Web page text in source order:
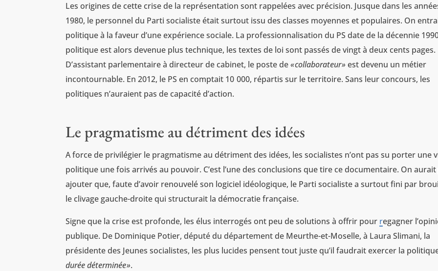
Les origines de cette crise de la représentation sont rappelées avec précision. Jusque dans les
1980, le personnel du Parti socialiste était surtout issu des classes moyennes et populaires. On
politique à la faveur d’une expérience sociale. La professionnalisation du PS date de la décennie
politique est alors devenue plus technique, les textes de loi sont passés de vingt à deux cents pages.
D’assistant parlementaire à directeur de cabinet, le poste de«collaborateur» est devenu un métier
incontournable. En 2012, le PS en comptait 10 000, répartis sur le territoire. Sans leur concours, les
politiques n’auraient pas de capacité d’action.
Le pragmatisme au détriment des idées
A force de privilégier le pragmatisme au détriment des idées, les socialistes n’ont pas su porter une
politique une fois arrivés au pouvoir. C’est l’une des conclusions que tire ce documentaire. On aurait
ajouter que, faute d’avoir renouvelé son logiciel idéologique, le Parti socialiste a surtout fini par
le clivage gauche-droite qui structurait la démocratie française.
Signe que la crise est profonde, les élus interrogés ont peu de solutions à offrir pour regagner
publique. De Dominique Potier, député du département de Meurthe-et-Moselle, à Laura Slimani, la
présidente des Jeunes socialistes, les plus lucides pensent tout juste qu’il faudrait exercer la
durée déterminée».